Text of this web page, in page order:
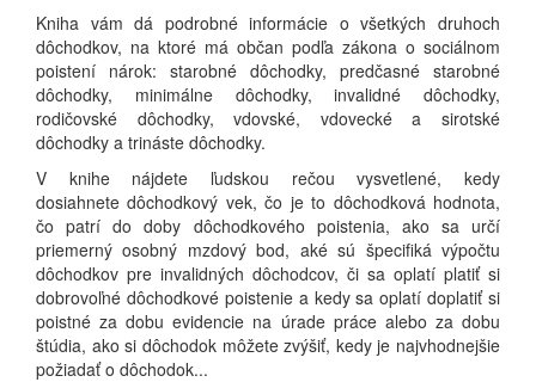
Kniha vám dá podrobné informácie o všetkých druhoch
dôchodkov, na ktoré má občan podľa zákona o sociálnom
poistení nárok: starobné dôchodky, predčasné starobné
dôchodky, minimálne dôchodky, invalidné dôchodky,
rodičovské dôchodky, vdovské, vdovecké a sirotské
dôchodky a trináste dôchodky.
V knihe nájdete ľudskou rečou vysvetlené, kedy
dosiahnete dôchodkový vek, čo je to dôchodková hodnota,
čo patrí do doby dôchodkového poistenia, ako sa určí
priemerný osobný mzdový bod, aké sú špecifiká výpočtu
dôchodkov pre invalidných dôchodcov, či sa oplatí platiť si
dobrovoľné dôchodkové poistenie a kedy sa oplatí doplatiť si
poistné za dobu evidencie na úrade práce alebo za dobu
štúdia, ako si dôchodok môžete zvýšiť, kedy je najvhodnejšie
požiadať o dôchodok...